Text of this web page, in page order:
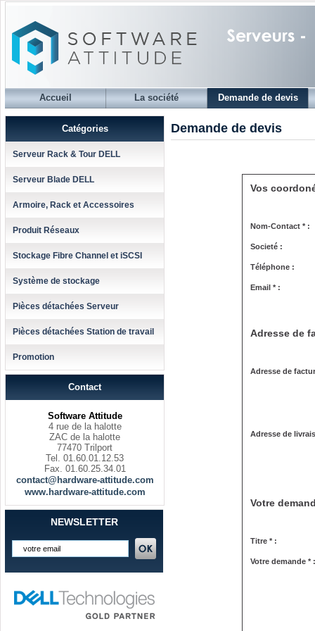
Accueil La société Demande de devis
Catégories
Serveur Rack & Tour DELL
Serveur Blade DELL
Armoire, Rack et Accessoires
Produit Réseaux
Stockage Fibre Channel et iSCSI
Système de stockage
Pièces détachées Serveur
Pièces détachées Station de travail
Promotion
Contact
Software Attitude
4 rue de la halotte
ZAC de la halotte
77470 Trilport
Tel. 01.60.01.12.53
Fax. 01.60.25.34.01
contact@hardware-attitude.com
www.hardware-attitude.com
NEWSLETTER
Demande de devis
Vos
Nom-Contact * :
Societé :
Téléphone :
Email * :
Adresse de
Adresse de
Adresse de
Votre
Titre * :
Votre demande * :